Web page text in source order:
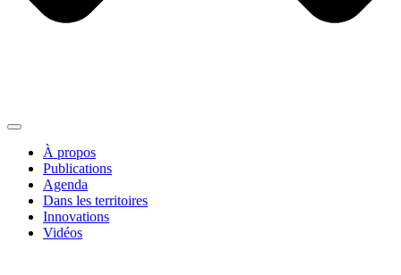
À propos
Publications
Agenda
Dans les territoires
Innovations
Vidéos